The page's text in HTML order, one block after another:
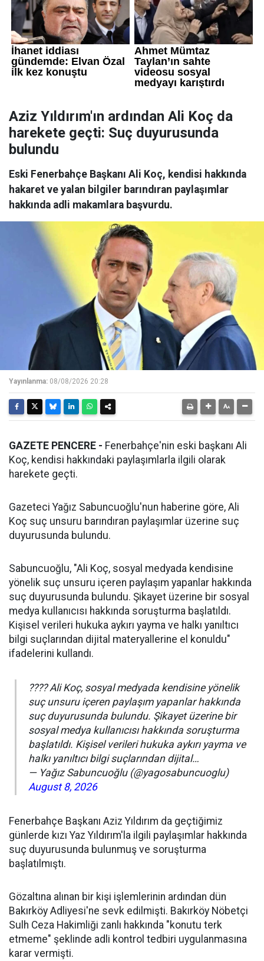
Aziz Yıldırım'ın ardından Ali Koç da
harekete geçti: Suç duyurusunda
bulundu
Eski Fenerbahçe Başkanı Ali Koç, kendisi hakkında
hakaret ve yalan bilgiler barındıran paylaşımlar
hakkında adli makamlara başvurdu.
Yayınlanma: 08/08/2026 20:28
GAZETE PENCERE - Fenerbahçe'nin eski başkanı Ali
Koç, kendisi hakkındaki paylaşımlarla ilgili olarak
harekete geçti.
Gazeteci Yağız Sabuncuoğlu'nun haberine göre, Ali
Koç suç unsuru barındıran paylaşımlar üzerine suç
duyurusunda bulundu.
Sabuncuoğlu, "Ali Koç, sosyal medyada kendisine
yönelik suç unsuru içeren paylaşım yapanlar hakkında
suç duyurusunda bulundu. Şikayet üzerine bir sosyal
medya kullanıcısı hakkında soruşturma başlatıldı.
Kişisel verileri hukuka aykırı yayma ve halkı yanıltıcı
bilgi suçlarından dijital materyallerine el konuldu"
ifadelerini kullandı.
???? Ali Koç, sosyal medyada kendisine yönelik
suç unsuru içeren paylaşım yapanlar hakkında
suç duyurusunda bulundu. Şikayet üzerine bir
sosyal medya kullanıcısı hakkında soruşturma
başlatıldı. Kişisel verileri hukuka aykırı yayma ve
halkı yanıltıcı bilgi suçlarından dijital…
— Yağız Sabuncuoğlu (@yagosabuncuoglu)
August 8, 2026
Fenerbahçe Başkanı Aziz Yıldırım da geçtiğimiz
günlerde kızı Yaz Yıldırım'la ilgili paylaşımlar hakkında
suç duyurusunda bulunmuş ve soruşturma
başlatılmıştı.
Gözaltına alınan bir kişi işlemlerinin ardından dün
Bakırköy Adliyesi'ne sevk edilmişti. Bakırköy Nöbetçi
Sulh Ceza Hakimliği zanlı hakkında "konutu terk
etmeme" şeklinde adli kontrol tedbiri uygulanmasına
karar vermişti.